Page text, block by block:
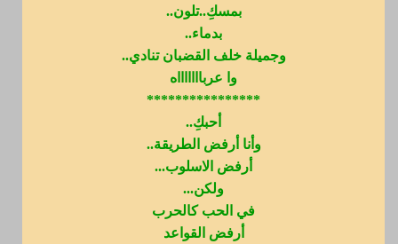
بمسكِ..تلون..
بدماء..
وجميلة خلف القضبان تنادي..
وا عرباااااااه
****************
أحبكِ..
وأنا أرفض الطريقة..
أرفض الاسلوب...
ولكن...
في الحب كالحرب
أرفض القواعد